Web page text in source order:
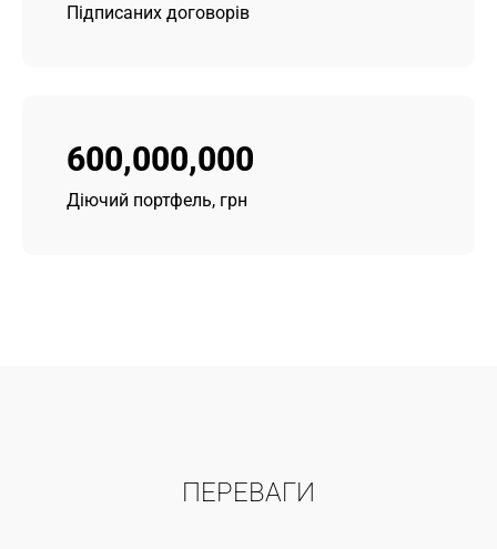
Підписаних договорів
600,000,000
Діючий портфель, грн
ПЕРЕВАГИ